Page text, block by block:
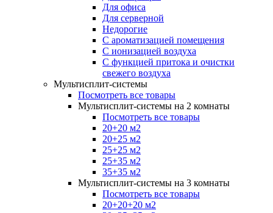
Для офиса
Для серверной
Недорогие
С ароматизацией помещения
С ионизацией воздуха
С функцией притока и очистки
свежего воздуха
Мультисплит-системы
Посмотреть все товары
Мультисплит-системы на 2 комнаты
Посмотреть все товары
20+20 м2
20+25 м2
25+25 м2
25+35 м2
35+35 м2
Мультисплит-системы на 3 комнаты
Посмотреть все товары
20+20+20 м2